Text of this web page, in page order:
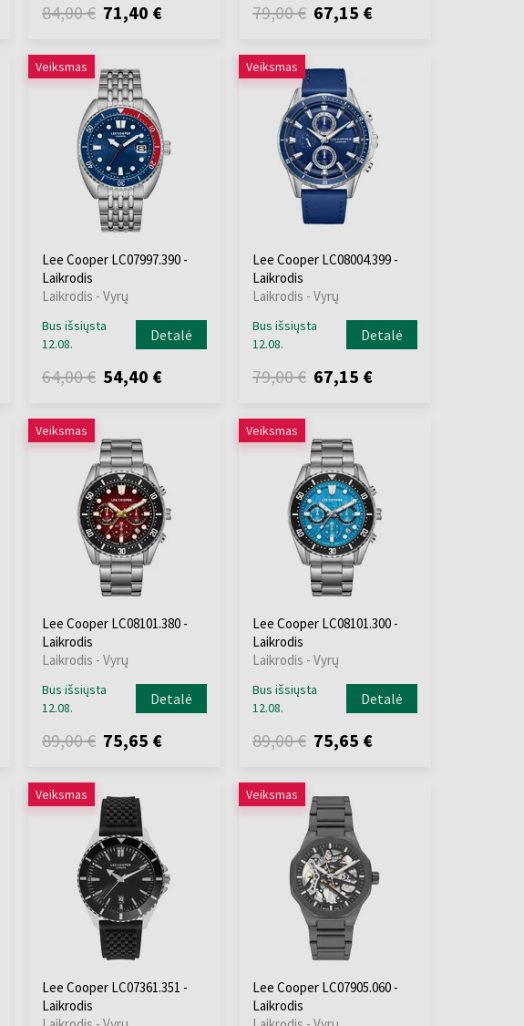
84,00 € 71,40 € 79,00 € 67,15 €
Veiksmas
Lee Cooper LC07997.390 -
Laikrodis
Laikrodis - Vyrų
Bus išsiųsta
12.08.
Detalė
64,00 € 54,40 €
Veiksmas
Lee Cooper LC08004.399 -
Laikrodis
Laikrodis - Vyrų
Bus išsiųsta
12.08.
Detalė
79,00 € 67,15 €
Veiksmas
Lee Cooper LC08101.380 -
Laikrodis
Laikrodis - Vyrų
Bus išsiųsta
12.08.
Detalė
89,00 € 75,65 €
Veiksmas
Lee Cooper LC08101.300 -
Laikrodis
Laikrodis - Vyrų
Bus išsiųsta
12.08.
Detalė
89,00 € 75,65 €
Veiksmas
Lee Cooper LC07361.351 -
Laikrodis
Veiksmas
Lee Cooper LC07905.060 -
Laikrodis